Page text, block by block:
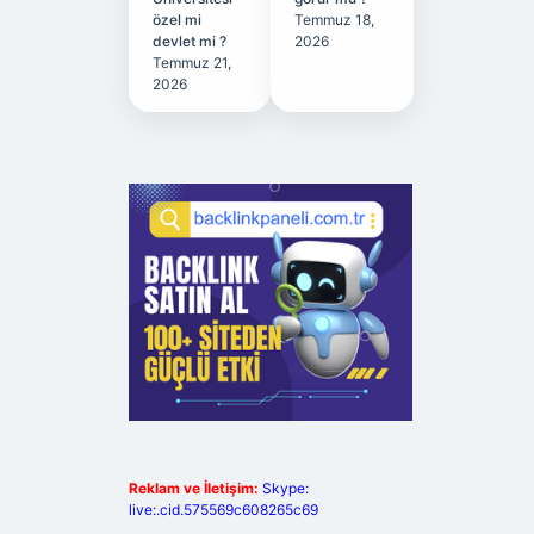
özel mi
devlet mi ?
Temmuz 21,
2026
Temmuz 18,
2026
Reklam ve İletişim: Skype:
live:.cid.575569c608265c69